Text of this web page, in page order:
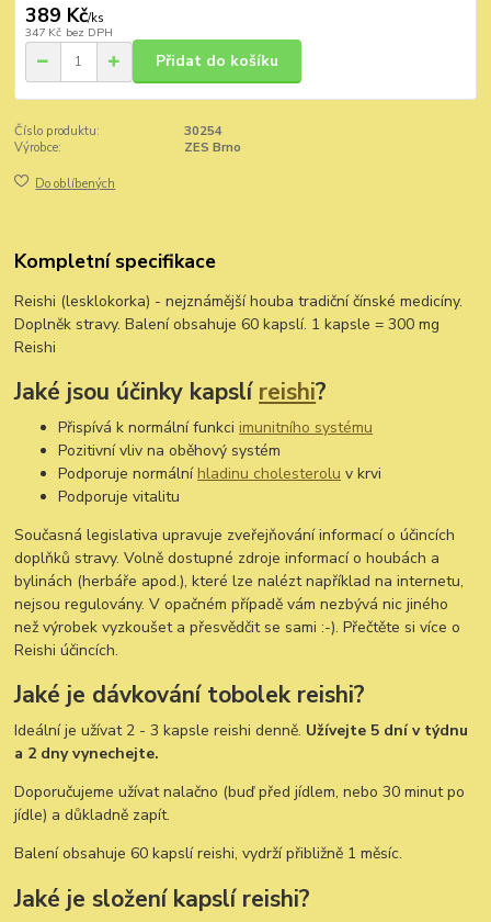
389 Kč/ks
347 Kč bez DPH
Přidat do košíku
Číslo produktu:
30254
Výrobce:
ZES Brno
Do oblíbených
Kompletní specifikace
Reishi (lesklokorka) - nejznámější houba tradiční čínské medicíny.
Doplněk stravy. Balení obsahuje 60 kapslí. 1 kapsle = 300 mg
Reishi
Jaké jsou účinky kapslí reishi?
Přispívá k normální funkci imunitního systému
Pozitivní vliv na oběhový systém
Podporuje normální hladinu cholesterolu v krvi
Podporuje vitalitu
Současná legislativa upravuje zveřejňování informací o účincích
doplňků stravy. Volně dostupné zdroje informací o houbách a
bylinách (herbáře apod.), které lze nalézt například na internetu,
nejsou regulovány. V opačném případě vám nezbývá nic jiného
než výrobek vyzkoušet a přesvědčit se sami :-). Přečtěte si více o
Reishi účincích.
Jaké je dávkování tobolek reishi?
Ideální je užívat 2 - 3 kapsle reishi denně. Užívejte 5 dní v týdnu
a 2 dny vynechejte.
Doporučujeme užívat nalačno (buď před jídlem, nebo 30 minut po
jídle) a důkladně zapít.
Balení obsahuje 60 kapslí reishi, vydrží přibližně 1 měsíc.
Jaké je složení kapslí reishi?